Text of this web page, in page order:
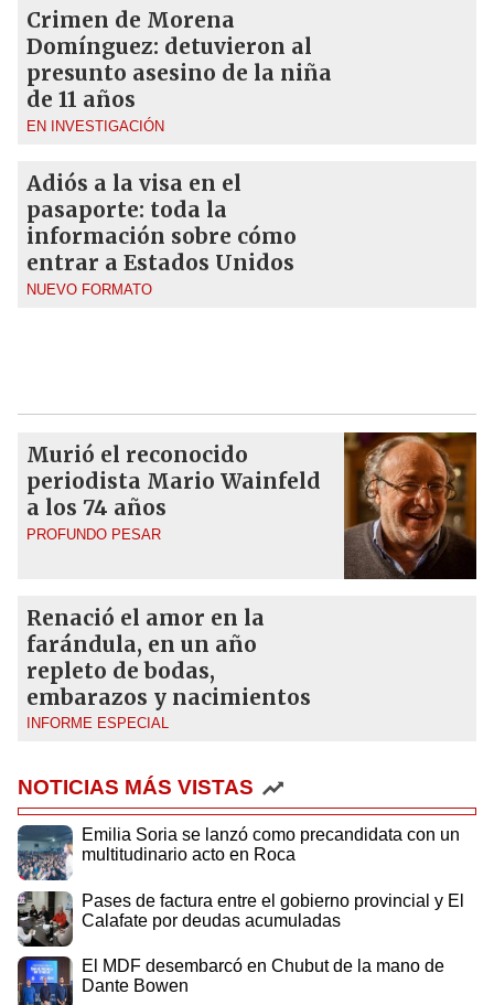
Crimen de Morena
Domínguez: detuvieron al
presunto asesino de la niña
de 11 años
EN INVESTIGACIÓN
Adiós a la visa en el
pasaporte: toda la
información sobre cómo
entrar a Estados Unidos
NUEVO FORMATO
Murió el reconocido
periodista Mario Wainfeld
a los 74 años
PROFUNDO PESAR
Renació el amor en la
farándula, en un año
repleto de bodas,
embarazos y nacimientos
INFORME ESPECIAL
NOTICIAS MÁS VISTAS
Emilia Soria se lanzó como precandidata con un
multitudinario acto en Roca
Pases de factura entre el gobierno provincial y El
Calafate por deudas acumuladas
El MDF desembarcó en Chubut de la mano de
Dante Bowen